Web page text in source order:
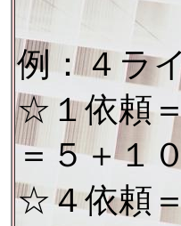
例：４ラ
☆１依頼
＝５＋１
☆４依頼